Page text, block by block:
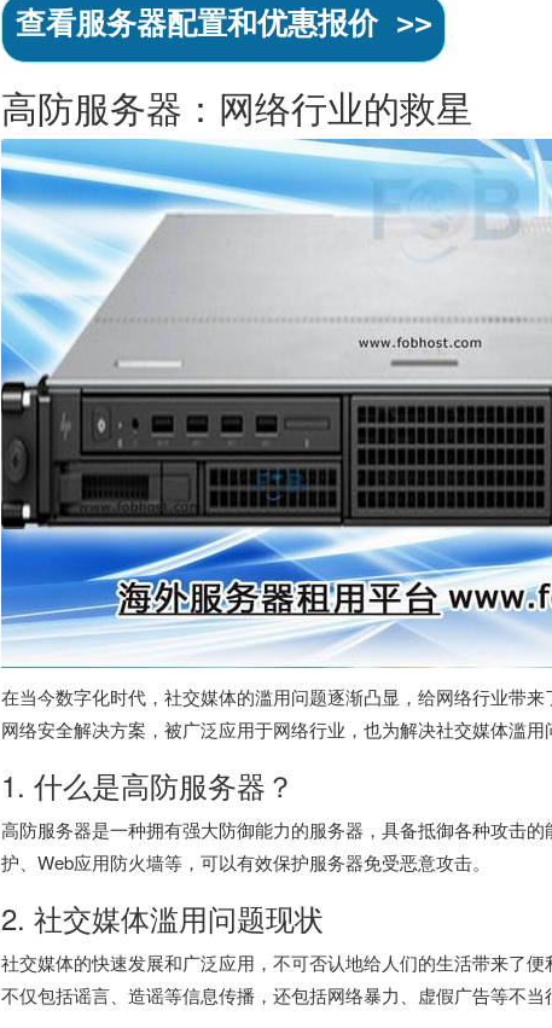
查看服务器配置和优惠报价 >>
高防服务器 ：网络行业的救星
在当今数字化时代，社交媒体的滥用问题逐渐凸显，给网络行业带来
网络安全解决方案，被广泛应用于网络行业，也为解决社交媒体滥用
1. 什么是高防服务器 ？
高防服务器是一种拥有强大防御能力的服务器，具备抵御各种攻击
护、Web应用防火墙等，可以有效保护服务器免受恶意攻击。
2. 社交媒体滥用问题现状
社交媒体的快速发展和广泛应用，不可否认地给人们的生活带来了
不仅包括谣言、造谣等信息传播，还包括网络暴力、虚假广告等不当